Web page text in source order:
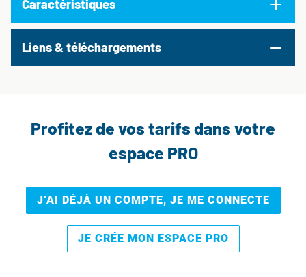
Caractéristiques
Liens & téléchargements
Profitez de vos tarifs dans votre
espace PRO
J’AI DÉJÀ UN COMPTE, JE ME CONNECTE
JE CRÉE MON ESPACE PRO